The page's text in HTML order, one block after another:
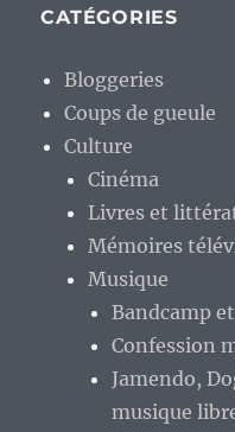
CATÉGORIES
Bloggeries
Coups de gueule
Culture
Cinéma
Livres et
Mémoires
Musique
Bandcamp
Confession
Jamendo,
musique